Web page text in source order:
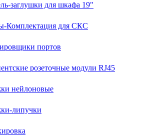
заглушки для шкафа 19"
Комплектация для СКС
портов
розеточные модули RJ45
нейлоновые
липучки